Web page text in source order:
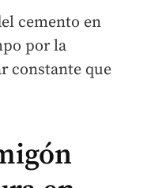
cemento en
por la
constante que